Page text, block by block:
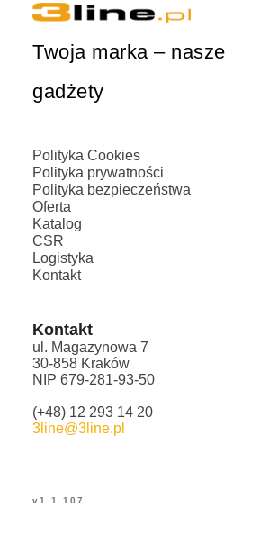
Twoja marka – nasze
gadżety
Polityka Cookies
Polityka prywatności
Polityka bezpieczeństwa
Oferta
Katalog
CSR
Logistyka
Kontakt
Kontakt
ul. Magazynowa 7
30-858 Kraków
NIP 679-281-93-50
(+48) 12 293 14 20
3line@3line.pl
v1.1.107